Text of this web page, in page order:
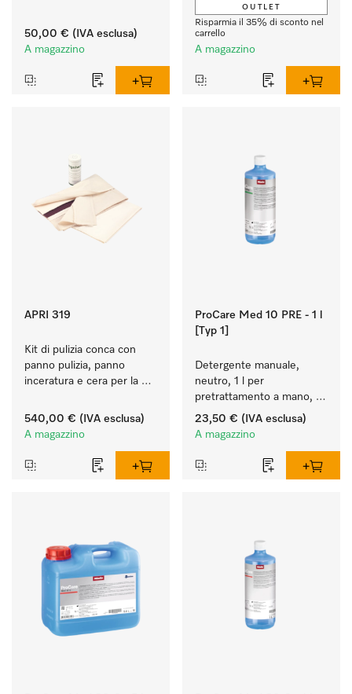
50,00 € (IVA esclusa)
A magazzino
asciugatura perfetti.
OUTLET
Risparmia il 35% di sconto nel
carrello
A magazzino
APRI 319
Kit di pulizia conca con
panno pulizia, panno
inceratura e cera per la
540,00 € (IVA esclusa)
A magazzino
ProCare Med 10 PRE - 1 l
[Typ 1]
Detergente manuale,
neutro, 1 l per
pretrattamento a mano,
ecologico.
23,50 € (IVA esclusa)
A magazzino